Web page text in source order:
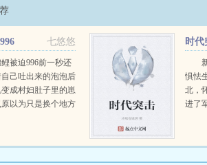
七悠悠
被迫996前一秒还
己吐出来的泡泡后
成村妇肚子里的崽
以为只是换个地方
样的家庭真的能养
时代
惧怯
北，
进了
此碰